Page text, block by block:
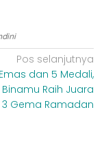
Pos selanjutnya
dan 5 Medali,
Binamu Raih Juara
Gema Ramadan